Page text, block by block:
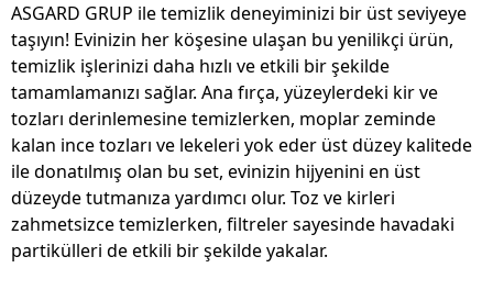
ASGARD GRUP ile temizlik deneyiminizi bir üst seviyeye
taşıyın! Evinizin her köşesine ulaşan bu yenilikçi ürün,
temizlik işlerinizi daha hızlı ve etkili bir şekilde
tamamlamanızı sağlar. Ana fırça, yüzeylerdeki kir ve
tozları derinlemesine temizlerken, moplar zeminde
kalan ince tozları ve lekeleri yok eder üst düzey kalitede
ile donatılmış olan bu set, evinizin hijyenini en üst
düzeyde tutmanıza yardımcı olur. Toz ve kirleri
zahmetsizce temizlerken, filtreler sayesinde havadaki
partikülleri de etkili bir şekilde yakalar.